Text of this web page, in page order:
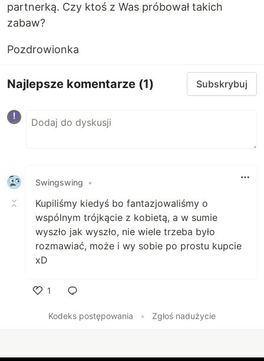
partnerką. Czy ktoś z Was próbował takich
zabaw?
Pozdrowionka
Najlepsze komentarze (1) Subskrybuj
Swingswing •
Kupiliśmy kiedyś bo fantazjowaliśmy o
wspólnym trójkącie z kobietą, a w sumie
wyszło jak wyszło, nie wiele trzeba było
rozmawiać, może i wy sobie po prostu kupcie
xD
1
Kodeks postępowania
• Zgłoś nadużycie